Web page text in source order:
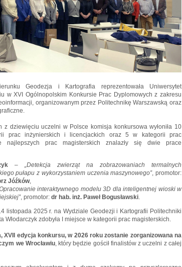
Geodezja i Kartografia reprezentowała Uniwersytet
w XVI Ogólnopolskim Konkursie Prac Dyplomowych z zakresu
organizowanym przez Politechnikę Warszawską oraz
z dziewięciu uczelni w Polsce komisja konkursowa wyłoniła 10
prac inżynierskich i licencjackich oraz 5 w kategorii prac
najlepszych prac magisterskich znalazły się dwie prace
– „Detekcja zwierząt na zobrazowaniach termalnych
pułapu z wykorzystaniem uczenia maszynowego”, promotor:
Jóźków,
interaktywnego modelu 3D dla inteligentnej wioski w
, promotor: dr hab. inż. Paweł Bogusławski.
listopada 2025 r. na Wydziale Geodezji i Kartografii Politechniki
Włodarczyk zdobyła I miejsce w kategorii prac magisterskich.
XVII edycja konkursu, w 2026 roku zostanie zorganizowana na
we Wrocławiu, który będzie gościł finalistów z uczelni z całej